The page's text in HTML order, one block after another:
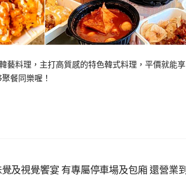
藝料理，主打高質感的特色韓式料理，平價就能享
餐同樂喔！
及視覺饗宴 有專屬停車場及包廂 還營業到